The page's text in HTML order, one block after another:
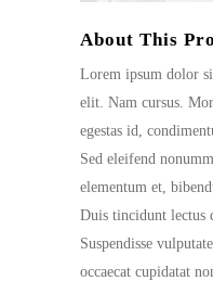
About This
Lorem ipsum dolor
elit. Nam cursus.
egestas id,
Sed eleifend
elementum et,
Duis tincidunt lectus
Suspendisse
occaecat cupidatat